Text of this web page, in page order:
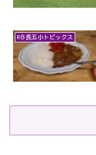
R８長五小トピックス